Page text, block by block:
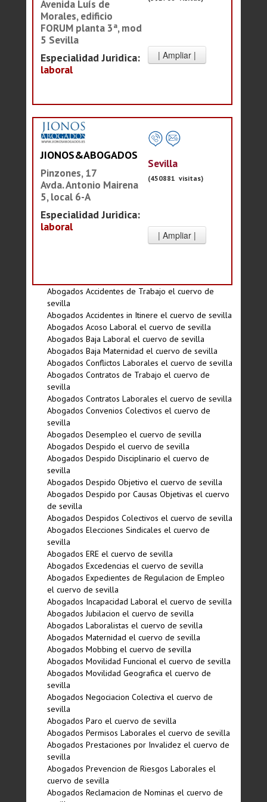
Avenida Luís de
Morales, edificio
FORUM planta 3ª, mod
5 Sevilla
Especialidad Juridica:
laboral
JIONOS&ABOGADOS
Pinzones, 17
Avda. Antonio Mairena
5, local 6-A
Especialidad Juridica:
laboral
Sevilla
(450881 visitas)
Abogados Accidentes de Trabajo el cuervo de
sevilla
Abogados Accidentes in Itinere el cuervo de sevilla
Abogados Acoso Laboral el cuervo de sevilla
Abogados Baja Laboral el cuervo de sevilla
Abogados Baja Maternidad el cuervo de sevilla
Abogados Conflictos Laborales el cuervo de sevilla
Abogados Contratos de Trabajo el cuervo de
sevilla
Abogados Contratos Laborales el cuervo de sevilla
Abogados Convenios Colectivos el cuervo de
sevilla
Abogados Desempleo el cuervo de sevilla
Abogados Despido el cuervo de sevilla
Abogados Despido Disciplinario el cuervo de
sevilla
Abogados Despido Objetivo el cuervo de sevilla
Abogados Despido por Causas Objetivas el cuervo
de sevilla
Abogados Despidos Colectivos el cuervo de sevilla
Abogados Elecciones Sindicales el cuervo de
sevilla
Abogados ERE el cuervo de sevilla
Abogados Excedencias el cuervo de sevilla
Abogados Expedientes de Regulacion de Empleo
el cuervo de sevilla
Abogados Incapacidad Laboral el cuervo de sevilla
Abogados Jubilacion el cuervo de sevilla
Abogados Laboralistas el cuervo de sevilla
Abogados Maternidad el cuervo de sevilla
Abogados Mobbing el cuervo de sevilla
Abogados Movilidad Funcional el cuervo de sevilla
Abogados Movilidad Geografica el cuervo de
sevilla
Abogados Negociacion Colectiva el cuervo de
sevilla
Abogados Paro el cuervo de sevilla
Abogados Permisos Laborales el cuervo de sevilla
Abogados Prestaciones por Invalidez el cuervo de
sevilla
Abogados Prevencion de Riesgos Laborales el
cuervo de sevilla
Abogados Reclamacion de Nominas el cuervo de